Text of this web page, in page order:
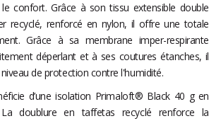
confort. Grâce à son tissu extensible double
recyclé, renforcé en nylon, il offre une totale
Grâce à sa membrane imper-respirante
déperlant et à ses coutures étanches, il
de protection contre l'humidité.
d’une isolation Primaloft® Black 40 g en
La doublure en taffetas recyclé renforce la